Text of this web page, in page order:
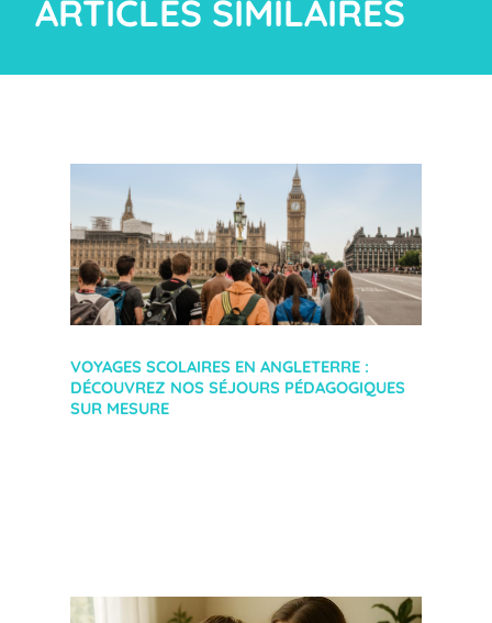
ARTICLES SIMILAIRES
VOYAGES SCOLAIRES EN ANGLETERRE :
DÉCOUVREZ NOS SÉJOURS PÉDAGOGIQUES
SUR MESURE